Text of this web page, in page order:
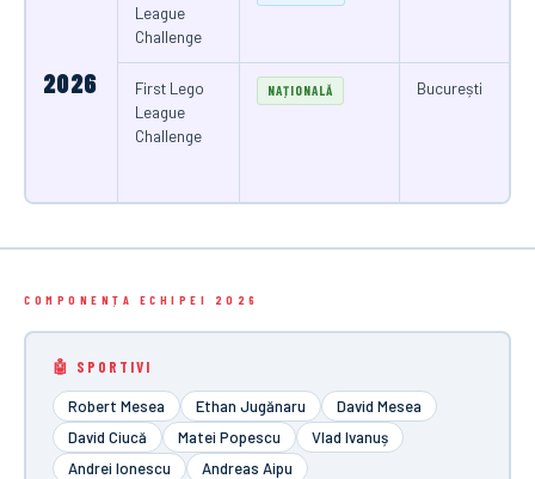
2026
League
Challenge
First Lego
League
Challenge
NAȚIONALĂ București
COMPONENȚA ECHIPEI 2026
🤖 SPORTIVI
Robert Mesea Ethan Jugănaru
David Mesea
David Ciucă
Matei Popescu
Vlad Ivanuș
Andrei Ionescu
Andreas Aipu